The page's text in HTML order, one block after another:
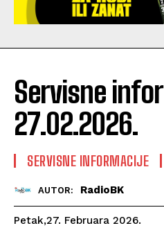
Servisne
27.02.2026.
SERVISNE INFORMACIJE
AUTOR: RadioBK
Petak,27. Februara 2026.